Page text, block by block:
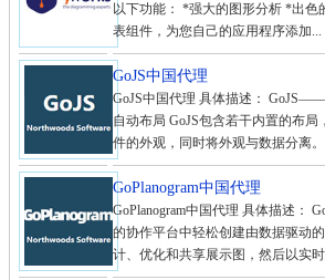
以下功能： *强大的图形分析 *出
表组件，为您自己的应用程序添加...
GoJS中国代理
GoJS中国代理 具体描述：
自动布局 GoJS包含若干内置的布
件的外观，同时将外观与数据分离
GoPlanogram中国代理
GoPlanogram中国代理 具体描述：
的协作平台中轻松创建由数据驱动
计、优化和共享展示图，然后以实